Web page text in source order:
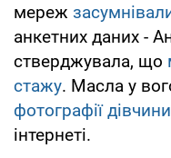
мереж
анкетних даних -
стверджувала, що
стажу. Масла у
фотографії дівчини
інтернеті.